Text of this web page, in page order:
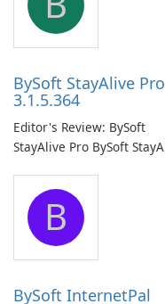
BySoft StayAlive Pro
3.1.5.364
Editor's Review: BySoft
StayAlive Pro BySoft StayAlive
application designed to
ensure the continuous and
uninterrupted operation of
your computer system.
B
BySoft InternetPal